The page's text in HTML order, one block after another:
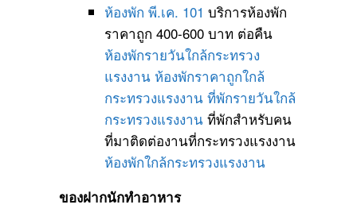
ห้องพัก พี.เค. 101 บริการห้องพัก
ราคาถูก 400-600 บาท ต่อคืน
ห้องพักรายวันใกล้กระทรวง
แรงงาน ห้องพักราคาถูกใกล้
กระทรวงแรงงาน ที่พักรายวันใกล้
กระทรวงแรงงานที่พักสำหรับคน
ที่มาติดต่องานที่กระทรวงแรงงาน
ห้องพักใกล้กระทรวงแรงงาน
ของฝากนักทำอาหาร